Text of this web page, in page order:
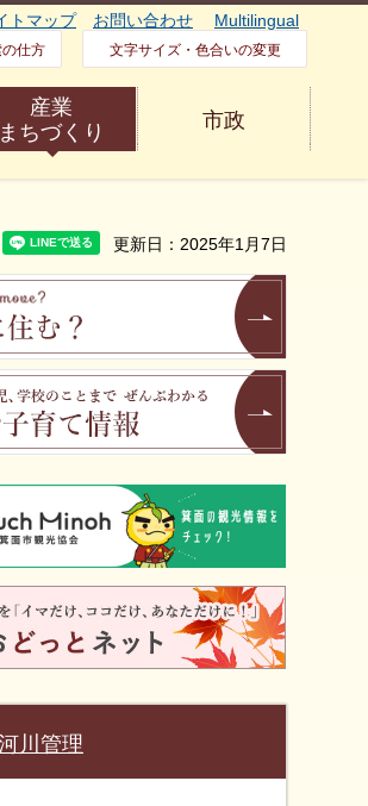
トマップ お問い合わせ Multilingual
仕方 文字サイズ・色合いの変更
産業
まちづくり
市政
更新日：2025年1月7日
川管理